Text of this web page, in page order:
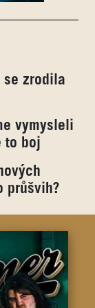
se zrodila
vymysleli
to boj
průšvih?